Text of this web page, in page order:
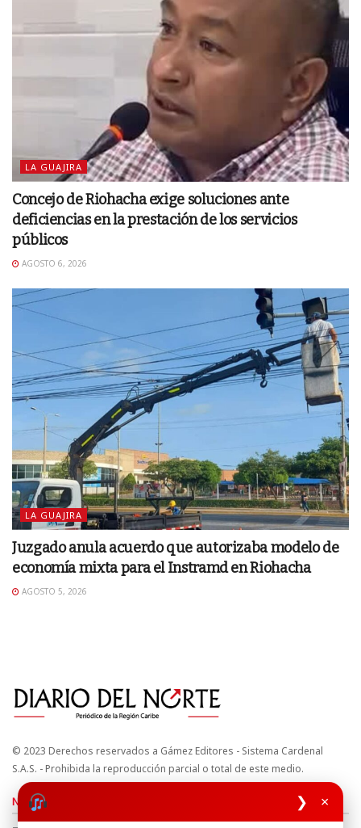
❯ ×
LA GUAJIRA
Concejo de Riohacha exige soluciones ante
deficiencias en la prestación de los servicios
públicos
AGOSTO 6, 2026
LA GUAJIRA
Juzgado anula acuerdo que autorizaba modelo de
economía mixta para el Instramd en Riohacha
AGOSTO 5, 2026
© 2023 Derechos reservados a Gámez Editores - Sistema Cardenal
S.A.S. - Prohibida la reproducción parcial o total de este medio.
Nuestros sitios